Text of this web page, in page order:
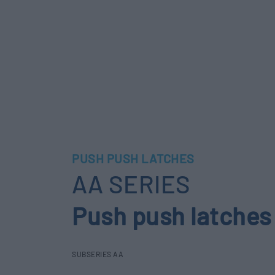
PUSH PUSH LATCHES
AA SERIES
Push push latches
SUBSERIES AA